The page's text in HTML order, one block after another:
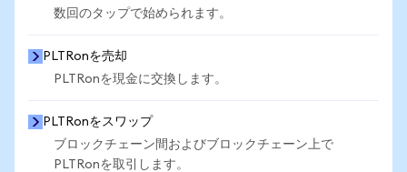
数回のタップで始められます。
PLTRonを売却
PLTRonを現金に交換します。
PLTRonをスワップ
ブロックチェーン間およびブロックチェーン上で
PLTRonを取引します。